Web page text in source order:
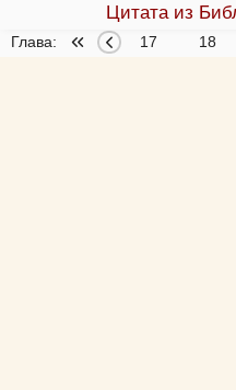
Глава:
15 16 17 18
Цитата из